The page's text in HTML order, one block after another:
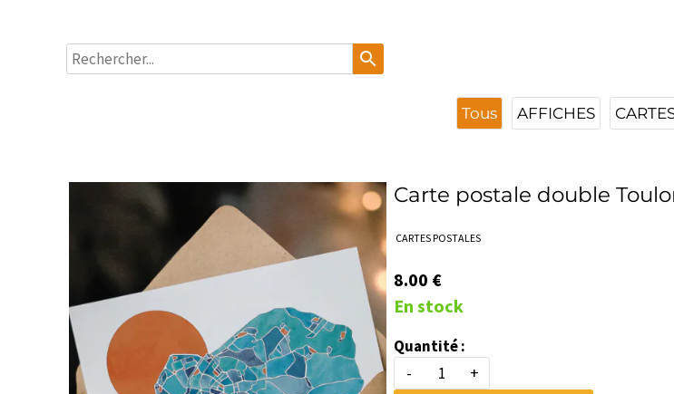
search
Tous AFFICHES
Carte postale double
CARTES POSTALES
8.00 €
En stock
Quantité :
- +